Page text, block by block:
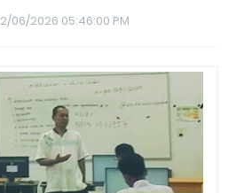
2/06/2026 05:46:00 PM